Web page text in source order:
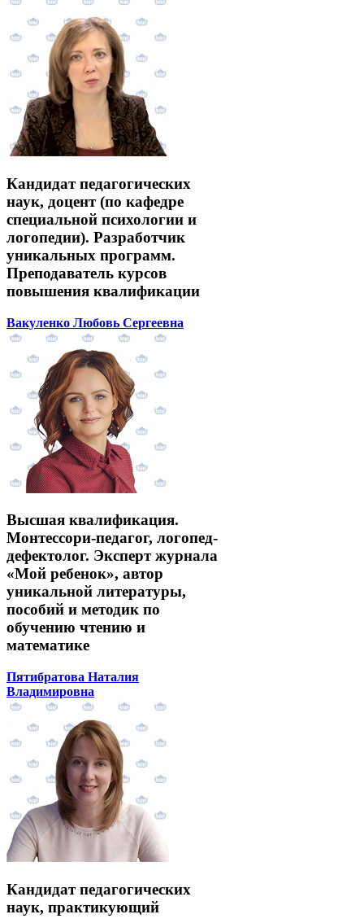
Кандидат педагогических
наук, доцент (по кафедре
специальной психологии и
логопедии). Разработчик
уникальных программ.
Преподаватель курсов
повышения квалификации
Вакуленко Любовь Сергеевна
Высшая квалификация.
Монтессори-педагог, логопед-
дефектолог. Эксперт журнала
«Мой ребенок», автор
уникальной литературы,
пособий и методик по
обучению чтению и
математике
Пятибратова Наталия
Владимировна
Кандидат педагогических
наук, практикующий